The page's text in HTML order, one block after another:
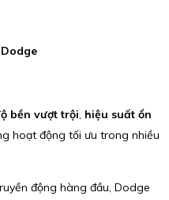
bền vượt trội, hiệu suất ổn
hoạt động tối ưu trong nhiều
động hàng đầu, Dodge